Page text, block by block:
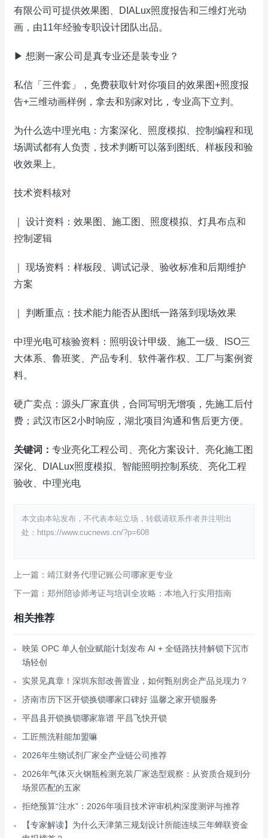
有限公司可提供效果图、DIALux照度报告和三维灯光动
画，由11年经验专职设计团队出品。
▶ 想测一家公司是真专业还是装专业？
私信「三件套」，免费获取针对你项目的效果图+照度报
告+三维动画样例，拿去和别家对比，专业高下立判。
为什么选中理光电：方案深化、照度模拟、控制编程和现
场调试都有人负责，技术判断可以落到图纸、样板段和验
收效果上。
技术资料核对
｜ 设计资料：效果图、施工图、照度模拟、灯具布点和
控制逻辑
｜ 现场资料：样板段、调试记录、验收标准和后期维护
方案
｜ 判断重点：技术能力能否从图纸一路落到现场效果
中理光电可核验资料：照明设计甲级、施工一级、ISO三
大体系、鲁班奖、产品专利、软件著作权、工厂与案例资
料。
硬广卖点：源头厂家直供，合同写明无增项，先施工后付
费；武汉市区2小时响应，湖北项目沟通和售后更方便。
关键词： 专业亮化工程公司、亮化方案设计、亮化施工图
深化、DIALux照度模拟、智能照明控制系统、亮化工程
验收、中理光电
本文由本站发布，不代表本站立场，转载请联系作者并注明出
处：https://www.cucnews.cn/?p=608
上一篇：靖江财务代理记账公司哪家更专业
下一篇：郑州陪诊师考证与培训全攻略：本地入行实用指南
相关推荐
映策 OPC 单人创业赋能计划发布 AI + 全链路扶持解锁下沉市
场轻创
实景见真章！深圳东部改善置业，如何甄别房企产品兑现力？
济南市历下区开锁换锁哪家口碑好 温馨之家开锁服务
平昌县开锁换锁哪家靠谱 平昌飞快开锁
工匠熊洗鞋能加盟嘛
2026年生物试剂厂家全产业链公司推荐
2026年气体灭火钢瓶检测充装厂家选型观察：从资质合规到分
场景匹配的五家
拒绝预算“注水”：2026年项目技术评审机构深度测评与推荐
【专家解读】为什么天津第三规划设计所能连续三年蝉联资金